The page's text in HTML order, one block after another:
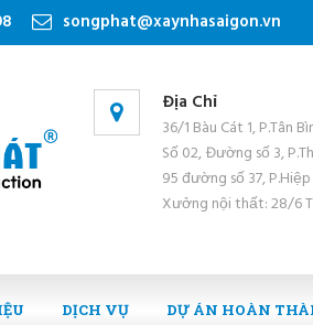
songphat@xaynhasaigon.vn
Địa Chỉ
36/1 Bàu Cát 1, P.Tân
Số 02, Đường số 3,
95 đường số 37,
Xưởng nội thất: 28/6
DỊCH VỤ DỰ ÁN HOÀN